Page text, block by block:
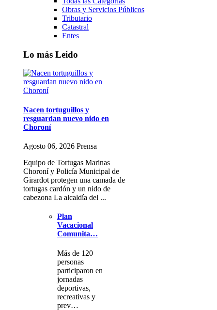
Obras y Servicios Públicos
Tributario
Catastral
Entes
Lo más Leido
Nacen tortuguillos y
resguardan nuevo nido en
Choroní
Agosto 06, 2026 Prensa
Equipo de Tortugas Marinas
Choroní y Policía Municipal de
Girardot protegen una camada de
tortugas cardón y un nido de
cabezona La alcaldía del ...
Plan
Vacacional
Comunita…
Más de 120
personas
participaron en
jornadas
deportivas,
recreativas y
prev…